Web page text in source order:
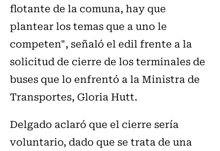
flotante de la comuna, hay que
plantear los temas que a uno le
competen", señaló el edil frente a la
solicitud de cierre de los terminales de
buses que lo enfrentó a la Ministra de
Transportes, Gloria Hutt.
Delgado aclaró que el cierre sería
voluntario, dado que se trata de una